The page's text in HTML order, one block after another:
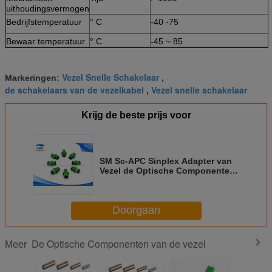
uithoudingsvermogen
Bedrijfstemperatuur ° C
-40 -75
Bewaar temperatuur ° C -45 ~ 85
Markeringen: Vezel Snelle Schakelaar ,
de schakelaars van de vezelkabel , Vezel snelle schakelaar
Krijg de beste prijs voor
SM Sc-APC Sinplex Adapter van
Vezel de Optische Componenten
Doorgaan
Meer De Optische Componenten van de vezel